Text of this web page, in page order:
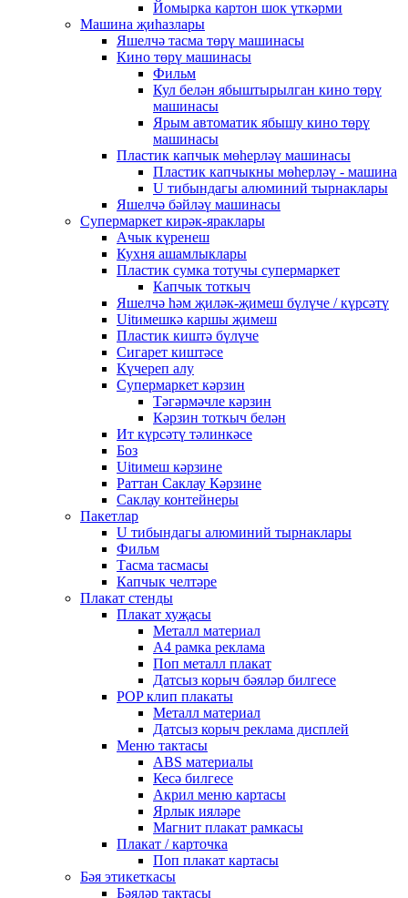
Йомырка картон шок үткәрми
Машина җиһазлары
Яшелчә тасма төрү машинасы
Кино төрү машинасы
Фильм
Кул белән ябыштырылган кино төрү
машинасы
Ярым автоматик ябышу кино төрү
машинасы
Пластик капчык мөһерләү машинасы
Пластик капчыкны мөһерләү - машина
U тибындагы алюминий тырнаклары
Яшелчә бәйләү машинасы
Супермаркет кирәк-яраклары
Ачык күренеш
Кухня ашамлыклары
Пластик сумка тотучы супермаркет
Капчык тоткыч
Яшелчә һәм җиләк-җимеш бүлүче / күрсәтү
Uitимешкә каршы җимеш
Пластик киштә бүлүче
Сигарет киштәсе
Күчереп алу
Супермаркет кәрзин
Тәгәрмәчле кәрзин
Кәрзин тоткыч белән
Ит күрсәтү тәлинкәсе
Боз
Uitимеш кәрзине
Раттан Саклау Кәрзине
Саклау контейнеры
Пакетлар
U тибындагы алюминий тырнаклары
Фильм
Тасма тасмасы
Капчык челтәре
Плакат стенды
Плакат хуҗасы
Металл материал
А4 рамка реклама
Поп металл плакат
Датсыз корыч бәяләр билгесе
POP клип плакаты
Металл материал
Датсыз корыч реклама дисплей
Меню тактасы
ABS материалы
Кесә билгесе
Акрил меню картасы
Ярлык ияләре
Магнит плакат рамкасы
Плакат / карточка
Поп плакат картасы
Бәя этикеткасы
Бәяләр тактасы